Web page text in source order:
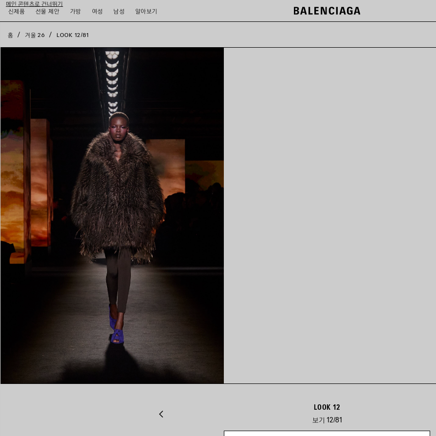
메인 콘텐츠로 건너뛰기
신제품
선물 제안 가방 여성 남성 알아보기
홈 겨울 26 LOOK 12/81
LOOK 12
보기 12/81
close the banner